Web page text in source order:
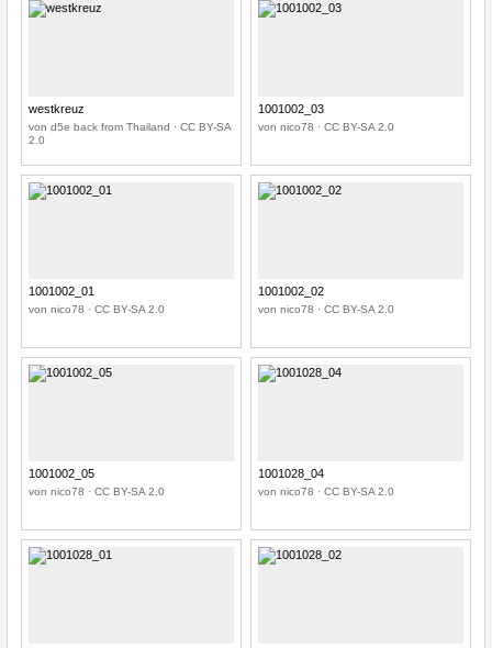
westkreuz
von d5e back from Thailand · CC BY-SA
2.0
1001002_03
von nico78 · CC BY-SA 2.0
1001002_01
von nico78 · CC BY-SA 2.0
1001002_02
von nico78 · CC BY-SA 2.0
1001002_05
von nico78 · CC BY-SA 2.0
1001028_04
von nico78 · CC BY-SA 2.0